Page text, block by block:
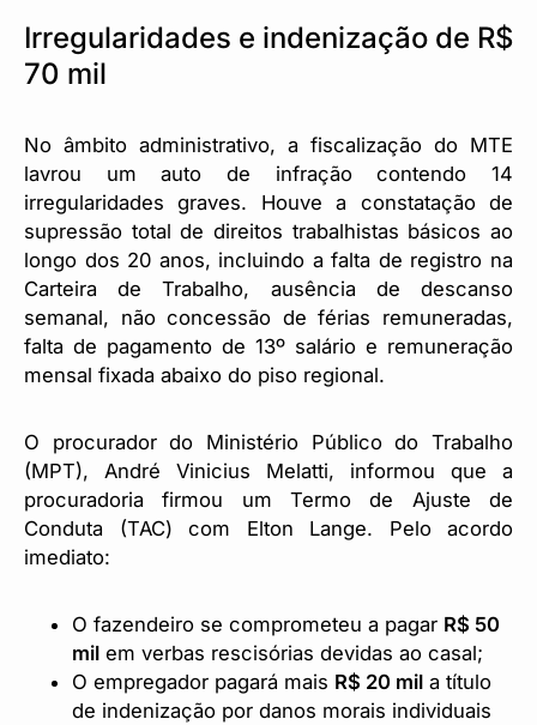
Irregularidades e indenização de R$
70 mil
No âmbito administrativo, a fiscalização do MTE
lavrou um auto de infração contendo 14
irregularidades graves. Houve a constatação de
supressão total de direitos trabalhistas básicos ao
longo dos 20 anos, incluindo a falta de registro na
Carteira de Trabalho, ausência de descanso
semanal, não concessão de férias remuneradas,
falta de pagamento de 13º salário e remuneração
mensal fixada abaixo do piso regional.
O procurador do Ministério Público do Trabalho
(MPT), André Vinicius Melatti, informou que a
procuradoria firmou um Termo de Ajuste de
Conduta (TAC) com Elton Lange. Pelo acordo
imediato:
O fazendeiro se comprometeu a pagar R$ 50
mil em verbas rescisórias devidas ao casal;
O empregador pagará mais R$ 20 mil a título
de indenização por danos morais individuais